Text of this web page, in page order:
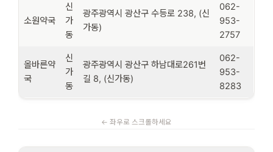
소원약국
신
가
동
광주광역시 광산구 수등로 238, (신
가동)
062-
953-
2757
올바른약
국
신
가
동
광주광역시 광산구 하남대로261번
길 8, (신가동)
062-
953-
8283